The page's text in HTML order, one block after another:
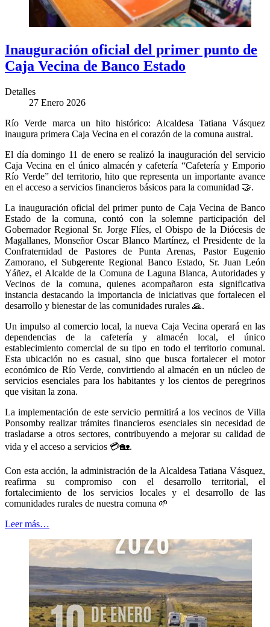
Inauguración oficial del primer punto de
Caja Vecina de Banco Estado
Detalles
27 Enero 2026
Río Verde marca un hito histórico: Alcaldesa Tatiana Vásquez
inaugura primera Caja Vecina en el corazón de la comuna austral.
El día domingo 11 de enero se realizó la inauguración del servicio
Caja Vecina en el único almacén y cafetería “Cafetería y Emporio
Río Verde” del territorio, hito que representa un importante avance
en el acceso a servicios financieros básicos para la comunidad 🤝.
La inauguración oficial del primer punto de Caja Vecina de Banco
Estado de la comuna, contó con la solemne participación del
Gobernador Regional Sr. Jorge Flíes, el Obispo de la Diócesis de
Magallanes, Monseñor Oscar Blanco Martínez, el Presidente de la
Confraternidad de Pastores de Punta Arenas, Pastor Eugenio
Zamorano, el Subgerente Regional Banco Estado, Sr. Juan León
Yáñez, el Alcalde de la Comuna de Laguna Blanca, Autoridades y
Vecinos de la comuna, quienes acompañaron esta significativa
instancia destacando la importancia de iniciativas que fortalecen el
desarrollo y bienestar de las comunidades rurales 🙏.
Un impulso al comercio local, la nueva Caja Vecina operará en las
dependencias de la cafetería y almacén local, el único
establecimiento comercial de su tipo en todo el territorio comunal.
Esta ubicación no es casual, sino que busca fortalecer el motor
económico de Río Verde, convirtiendo al almacén en un núcleo de
servicios esenciales para los habitantes y los cientos de peregrinos
que visitan la zona.
La implementación de este servicio permitirá a los vecinos de Villa
Ponsomby realizar trámites financieros esenciales sin necesidad de
trasladarse a otros sectores, contribuyendo a mejorar su calidad de
vida y el acceso a servicios 💳🏡.
Con esta acción, la administración de la Alcaldesa Tatiana Vásquez,
reafirma su compromiso con el desarrollo territorial, el
fortalecimiento de los servicios locales y el desarrollo de las
comunidades rurales de nuestra comuna 🌱
Leer más…